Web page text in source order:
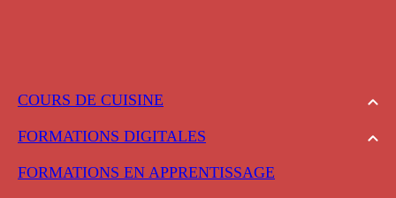
COURS DE CUISINE
FORMATIONS DIGITALES
FORMATIONS EN APPRENTISSAGE